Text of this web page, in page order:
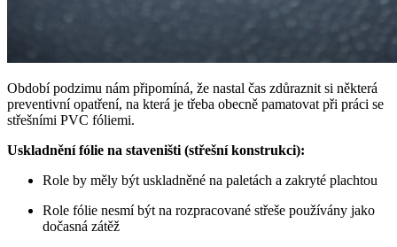
Období podzimu nám připomíná, že nastal čas zdůraznit si některá
preventivní opatření, na která je třeba obecně pamatovat při práci se
střešními PVC fóliemi.
Uskladnění fólie na staveništi (střešní konstrukci):
Role by měly být uskladněné na paletách a zakryté plachtou
Role fólie nesmí být na rozpracované střeše používány jako
dočasná zátěž